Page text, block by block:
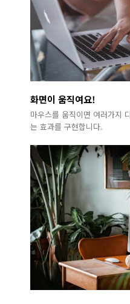
화면이 움직여요!
마우스를 움직이면 여러가지
는 효과를 구현합니다.